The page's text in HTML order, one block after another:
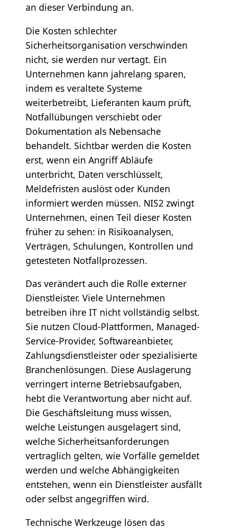
an dieser Verbindung an.
Die Kosten schlechter
Sicherheitsorganisation verschwinden
nicht, sie werden nur vertagt. Ein
Unternehmen kann jahrelang sparen,
indem es veraltete Systeme
weiterbetreibt, Lieferanten kaum prüft,
Notfallübungen verschiebt oder
Dokumentation als Nebensache
behandelt. Sichtbar werden die Kosten
erst, wenn ein Angriff Abläufe
unterbricht, Daten verschlüsselt,
Meldefristen auslöst oder Kunden
informiert werden müssen. NIS2 zwingt
Unternehmen, einen Teil dieser Kosten
früher zu sehen: in Risikoanalysen,
Verträgen, Schulungen, Kontrollen und
getesteten Notfallprozessen.
Das verändert auch die Rolle externer
Dienstleister. Viele Unternehmen
betreiben ihre IT nicht vollständig selbst.
Sie nutzen Cloud-Plattformen, Managed-
Service-Provider, Softwareanbieter,
Zahlungsdienstleister oder spezialisierte
Branchenlösungen. Diese Auslagerung
verringert interne Betriebsaufgaben,
hebt die Verantwortung aber nicht auf.
Die Geschäftsleitung muss wissen,
welche Leistungen ausgelagert sind,
welche Sicherheitsanforderungen
vertraglich gelten, wie Vorfälle gemeldet
werden und welche Abhängigkeiten
entstehen, wenn ein Dienstleister ausfällt
oder selbst angegriffen wird.
Technische Werkzeuge lösen das